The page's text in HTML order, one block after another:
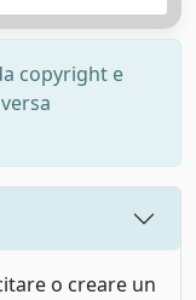
copyright e
o creare un